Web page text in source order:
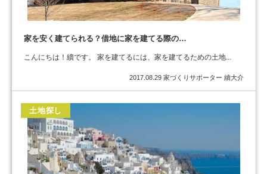
家を安く建てられる？借地に家を建てる際の…
こんにちは！續です。 家を建てるには、家を建てるための土地...
2017.08.29 家づくりサポーター 續大介
土地探し